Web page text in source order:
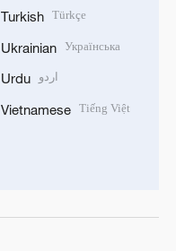
Turkish Türkçe
Ukrainian Українська
Urdu اردو
Vietnamese Tiếng Việt